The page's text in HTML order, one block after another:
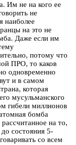
Им не на кого ее
не
наиболее
на это не
Даже если им
потому что
ПРО, то каков
одновременно
и в самом
которая
мусульманского
гибели миллионов
бомба
на то,
состояния 5-
со всем